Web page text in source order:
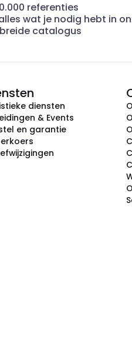
referenties
wat je nodig hebt in
catalogus
diensten
& Events
en garantie